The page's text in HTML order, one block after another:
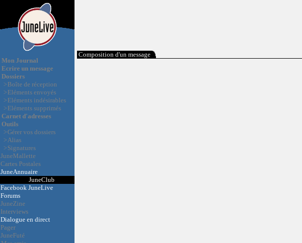
Mon Journal
Ecrire un message
Dossiers
>Boîte de réception
>Eléments envoyés
>Eléments indésirables
>Eléments supprimés
Carnet d'adresses
Outils
>Gérer vos dossiers
>Alias
>Signatures
JuneMallette
Cartes Postales
JuneAnnuaire
JuneClub
Facebook JuneLive
Forums
JuneZine
Interviews
Dialogue en direct
Pager
JuneFuté
Composition d'un message